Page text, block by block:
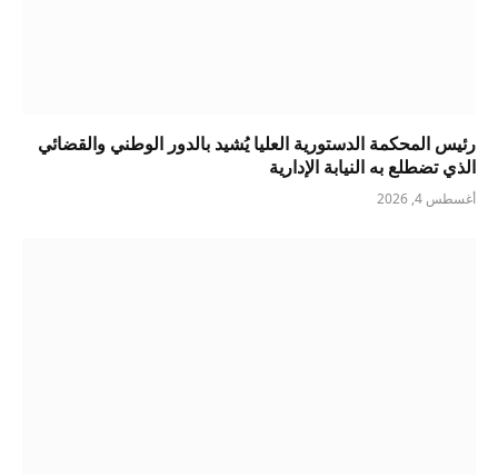
رئيس المحكمة الدستورية العليا يُشيد بالدور الوطني والقضائي
الذي تضطلع به النيابة الإدارية
أغسطس 4, 2026